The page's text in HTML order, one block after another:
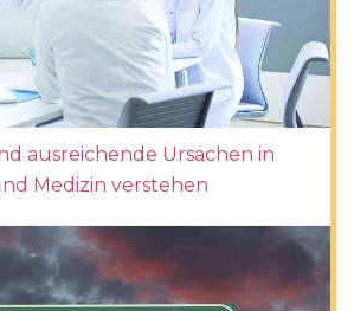
ausreichende Ursachen in
Medizin verstehen